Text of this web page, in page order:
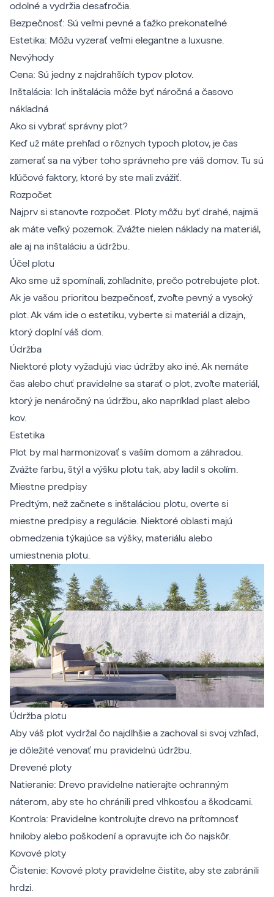
odolné a vydržia desaťročia.
Bezpečnosť: Sú veľmi pevné a ťažko prekonateľné
Estetika: Môžu vyzerať veľmi elegantne a luxusne.
Nevýhody
Cena: Sú jedny z najdrahších typov plotov.
Inštalácia: Ich inštalácia môže byť náročná a časovo
nákladná
Ako si vybrať správny plot?
Keď už máte prehľad o rôznych typoch plotov, je čas
zamerať sa na výber toho správneho pre váš domov. Tu sú
kľúčové faktory, ktoré by ste mali zvážiť.
Rozpočet
Najprv si stanovte rozpočet. Ploty môžu byť drahé, najmä
ak máte veľký pozemok. Zvážte nielen náklady na materiál,
ale aj na inštaláciu a údržbu.
Účel plotu
Ako sme už spomínali, zohľadnite, prečo potrebujete plot.
Ak je vašou prioritou bezpečnosť, zvoľte pevný a vysoký
plot. Ak vám ide o estetiku, vyberte si materiál a dizajn,
ktorý doplní váš dom.
Údržba
Niektoré ploty vyžadujú viac údržby ako iné. Ak nemáte
čas alebo chuť pravidelne sa starať o plot, zvoľte materiál,
ktorý je nenáročný na údržbu, ako napríklad plast alebo
kov.
Estetika
Plot by mal harmonizovať s vaším domom a záhradou.
Zvážte farbu, štýl a výšku plotu tak, aby ladil s okolím.
Miestne predpisy
Predtým, než začnete s inštaláciou plotu, overte si
miestne predpisy a regulácie. Niektoré oblasti majú
obmedzenia týkajúce sa výšky, materiálu alebo
umiestnenia plotu.
Údržba plotu
Aby váš plot vydržal čo najdlhšie a zachoval si svoj vzhľad,
je dôležité venovať mu pravidelnú údržbu.
Drevené ploty
Natieranie: Drevo pravidelne natierajte ochranným
náterom, aby ste ho chránili pred vlhkosťou a škodcami.
Kontrola: Pravidelne kontrolujte drevo na prítomnosť
hniloby alebo poškodení a opravujte ich čo najskôr.
Kovové ploty
Čistenie: Kovové ploty pravidelne čistite, aby ste zabránili
hrdzi.